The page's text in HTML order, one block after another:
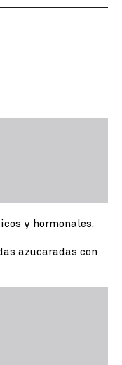
y hormonales.
azucaradas con